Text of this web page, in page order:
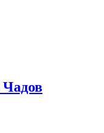
Чадов